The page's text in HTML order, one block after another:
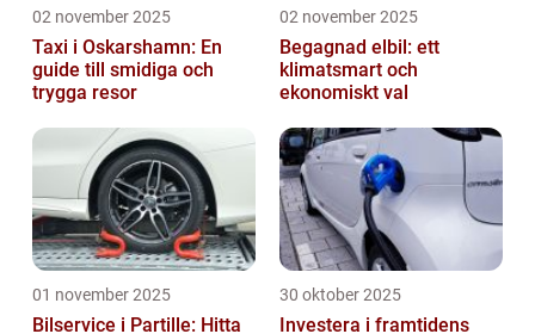
02 november 2025
Taxi i Oskarshamn: En
guide till smidiga och
trygga resor
02 november 2025
Begagnad elbil: ett
klimatsmart och
ekonomiskt val
01 november 2025
Bilservice i Partille: Hitta
30 oktober 2025
Investera i framtidens